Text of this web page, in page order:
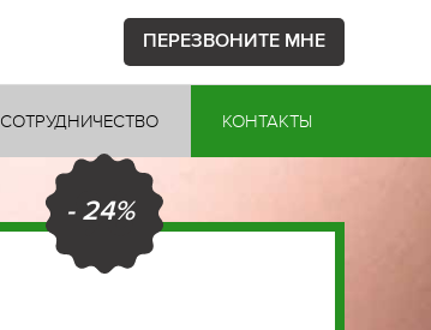
ПЕРЕЗВОНИТЕ МНЕ
СОТРУДНИЧЕСТВО КОНТАКТЫ
- 24%